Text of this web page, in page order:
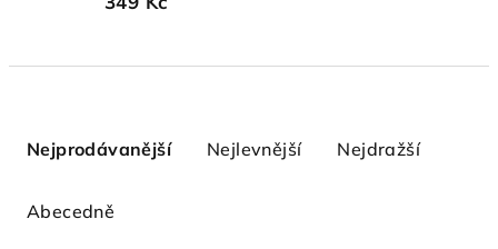
Nejprodávanější Nejlevnější Nejdražší
Abecedně